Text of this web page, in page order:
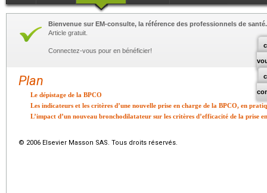
Bienvenue sur EM-consulte, la référence des professionnels de santé.
Article gratuit.
Connectez-vous pour en bénéficier!
Plan
Le dépistage de la BPCO
Les indicateurs et les critères d’une nouvelle prise en charge de la BPCO, en
L’impact d’un nouveau bronchodilatateur sur les critères d’efficacité de la prise
© 2006 Elsevier Masson SAS. Tous droits réservés.